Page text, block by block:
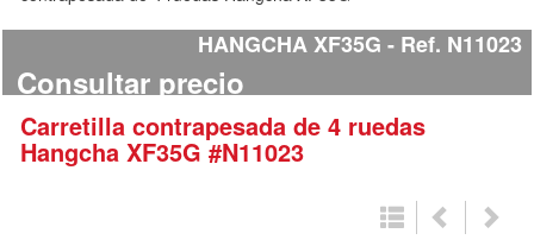
HANGCHA XF35G Ref. N11023
Consultar precio
Carretilla contrapesada de 4 ruedas
Hangcha XF35G#N11023